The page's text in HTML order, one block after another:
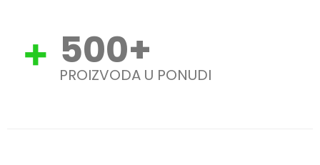
500+
PROIZVODA U PONUDI